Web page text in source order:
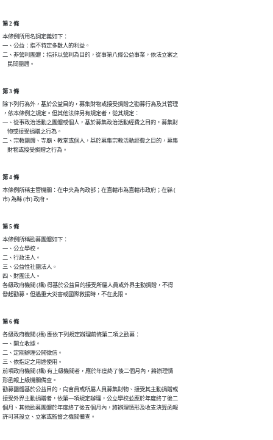
第 2 條
本條例所用名詞定義如下：
一、公益：指不特定多數人的利益。
二、非營利團體：指非以營利為目的，從事第八條公益事業，依法立案之
    民間團體。
第 3 條
除下列行為外，基於公益目的，募集財物或接受捐贈之勸募行為及其管理
，依本條例之規定。但其他法律另有規定者，從其規定：
一、從事政治活動之團體或個人，基於募集政治活動經費之目的，募集財
    物或接受捐贈之行為。
二、宗教團體、寺廟、教堂或個人，基於募集宗教活動經費之目的，募集
    財物或接受捐贈之行為。
第 4 條
本條例所稱主管機關：在中央為內政部；在直轄市為直轄市政府；在縣 (
市) 為縣 (市) 政府。
第 5 條
本條例所稱勸募團體如下：
一、公立學校。
二、行政法人。
三、公益性社團法人。
四、財團法人。
各級政府機關 (構) 得基於公益目的接受所屬人員或外界主動捐贈，不得
發起勸募。但遇重大災害或國際救援時，不在此限。
第 6 條
各級政府機關 (構) 應依下列規定辦理前條第二項之勸募：
一、開立收據。
二、定期辦理公開徵信。
三、依指定之用途使用。
前項政府機關 (構) 有上級機關者，應於年度終了後二個月內，將辦理情
形函報上級機關備查。
勸募團體基於公益目的，向會員或所屬人員募集財物、接受其主動捐贈或
接受外界主動捐贈者，依第一項規定辦理，公立學校並應於年度終了後二
個月、其他勸募團體於年度終了後五個月內，將辦理情形及收支決算函報
許可其設立、立案或監督之機關備查。